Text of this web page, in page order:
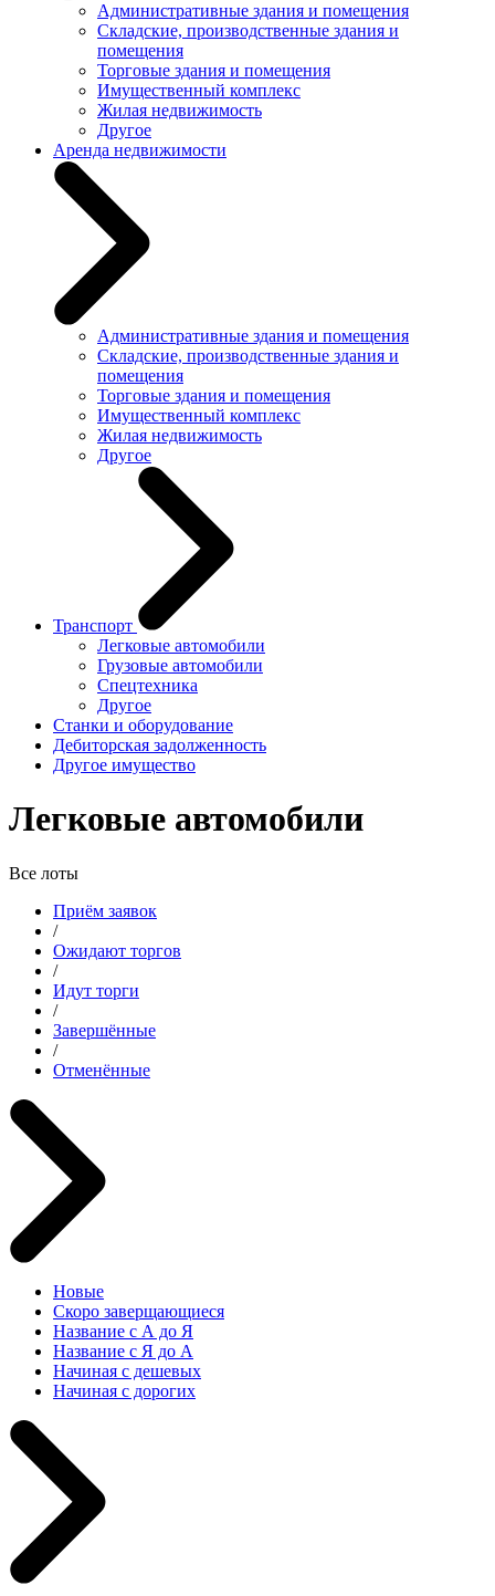
Административные здания и помещения
Складские, производственные здания и
помещения
Торговые здания и помещения
Имущественный комплекс
Жилая недвижимость
Другое
Аренда недвижимости
Административные здания и помещения
Складские, производственные здания и
помещения
Торговые здания и помещения
Имущественный комплекс
Жилая недвижимость
Другое
Транспорт
Легковые автомобили
Грузовые автомобили
Спецтехника
Другое
Станки и оборудование
Дебиторская задолженность
Другое имущество
Легковые автомобили
Все лоты
Приём заявок
/
Ожидают торгов
/
Идут торги
/
Завершённые
/
Отменённые
Новые
Скоро заверщающиеся
Название с А до Я
Название с Я до А
Начиная с дешевых
Начиная с дорогих